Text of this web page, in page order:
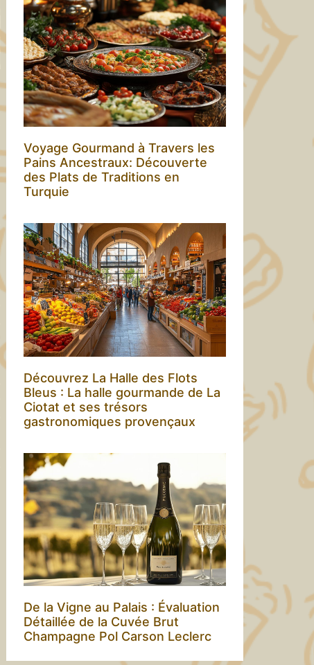
Voyage Gourmand à Travers les
Pains Ancestraux: Découverte
des Plats de Traditions en
Turquie
Découvrez La Halle des Flots
Bleus : La halle gourmande de La
Ciotat et ses trésors
gastronomiques provençaux
De la Vigne au Palais : Évaluation
Détaillée de la Cuvée Brut
Champagne Pol Carson Leclerc